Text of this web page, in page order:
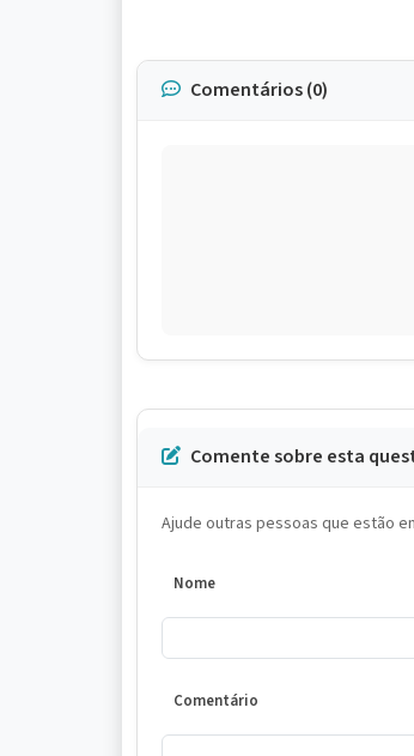
Comentários (0)
Comente sobre esta
Ajude outras pessoas que estão
Nome
Comentário